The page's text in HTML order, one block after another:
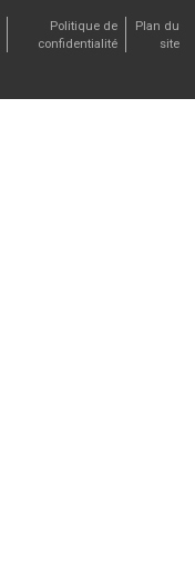
Politique de
confidentialité
Plan du
site